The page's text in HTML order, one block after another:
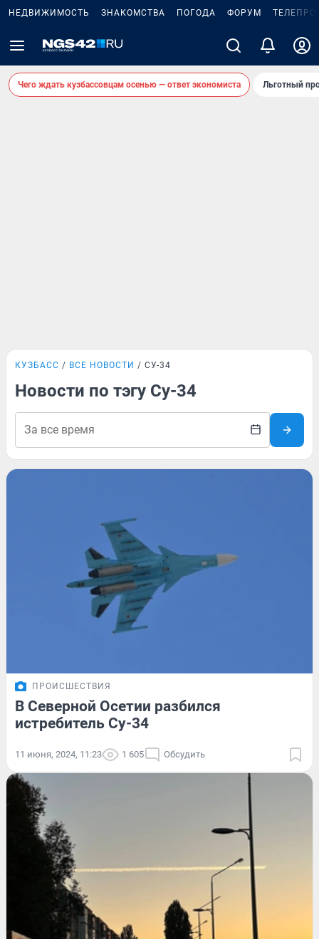
НЕДВИЖИМОСТЬ ЗНАКОМСТВА ПОГОДА ФОРУМ
Чего ждать кузбассовцам осенью — ответ экономиста Льготный
КУЗБАСС ВСЕ НОВОСТИ СУ-34
Новости по тэгу Су-34
ПРОИСШЕСТВИЯ
В Северной Осетии разбился
истребитель Су-34
11 июня, 2024, 11:23 1 605 Обсудить